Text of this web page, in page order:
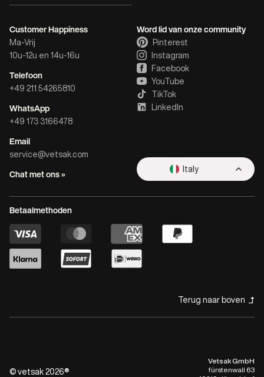
Customer Happiness
Ma-Vrij
10u-12u en 14u-16u
Telefoon
+49 211 54265810
WhatsApp
+49 173 3166478
Email
service@vetsak.com
Chat met ons »
Word lid van onze community
Pinterest
Instagram
Facebook
YouTube
TikTok
LinkedIn
Italy
Betaalmethoden
Terug naar boven
© vetsak 2026®
Vetsak GmbH
fürstenwall 63